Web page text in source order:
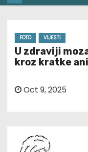
FOTO VIJESTI
U zdraviji
kroz kratke
Oct 9, 2025